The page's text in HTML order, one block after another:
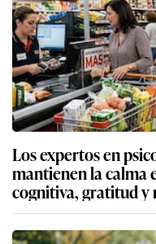
Los expertos en
mantienen la calma
cognitiva, gratitud